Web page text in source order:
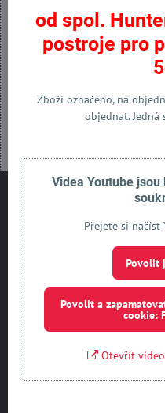
Povolit a zapamatovat -
Kontakty
PET-SERVIS s​.r​.o​.
Kubelíkova 2532
DIČ: CZ27417123
+420 603 463 983
macich​@pet-
od spol.
postroje pro
Zboží označeno, na
objednat.
Videa Youtube
Přejete si načíst
Povolit
Povolit a
cookie:
Otevřít